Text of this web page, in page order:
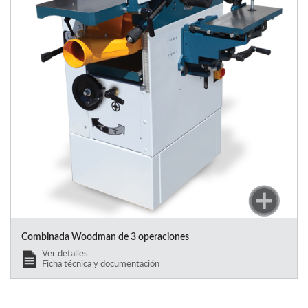
Combinada Woodman de 3 operaciones
Ver detalles
Ficha técnica y documentación